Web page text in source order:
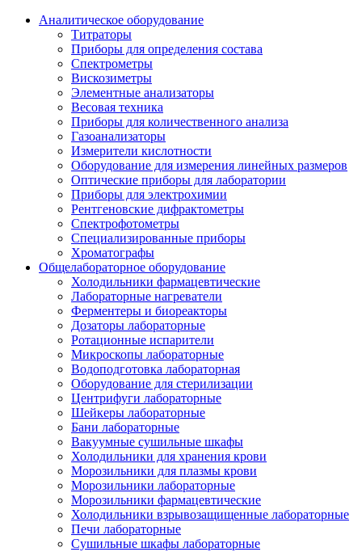
Аналитическое оборудование
Титраторы
Приборы для определения состава
Спектрометры
Вискозиметры
Элементные анализаторы
Весовая техника
Приборы для количественного анализа
Газоанализаторы
Измерители кислотности
Оборудование для измерения линейных размеров
Оптические приборы для лаборатории
Приборы для электрохимии
Рентгеновские дифрактометры
Спектрофотометры
Специализированные приборы
Хроматографы
Общелабораторное оборудование
Холодильники фармацевтические
Лабораторные нагреватели
Ферментеры и биореакторы
Дозаторы лабораторные
Ротационные испарители
Микроскопы лабораторные
Водоподготовка лабораторная
Оборудование для стерилизации
Центрифуги лабораторные
Шейкеры лабораторные
Бани лабораторные
Вакуумные сушильные шкафы
Холодильники для хранения крови
Морозильники для плазмы крови
Морозильники лабораторные
Морозильники фармацевтические
Холодильники взрывозащищенные лабораторные
Печи лабораторные
Сушильные шкафы лабораторные